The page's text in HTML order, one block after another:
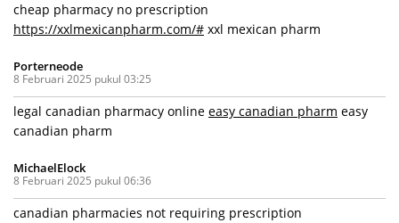
cheap pharmacy no prescription
https://xxlmexicanpharm.com/# xxl mexican pharm
Porterneode
8 Februari 2025 pukul 03:25
legal canadian pharmacy online easy canadian pharm easy
canadian pharm
MichaelElock
8 Februari 2025 pukul 06:36
canadian pharmacies not requiring prescription